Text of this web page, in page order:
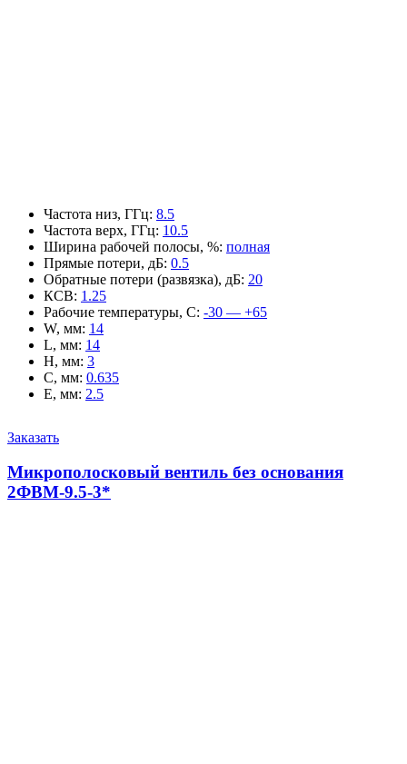
Частота низ, ГГц: 8.5
Частота верх, ГГц: 10.5
Ширина рабочей полосы, %: полная
Прямые потери, дБ: 0.5
Обратные потери (развязка), дБ: 20
КСВ: 1.25
Рабочие температуры, С: -30 — +65
W, мм: 14
L, мм: 14
H, мм: 3
C, мм: 0.635
E, мм: 2.5
Заказать
Микрополосковый вентиль без основания
2ФВМ-9.5-3*